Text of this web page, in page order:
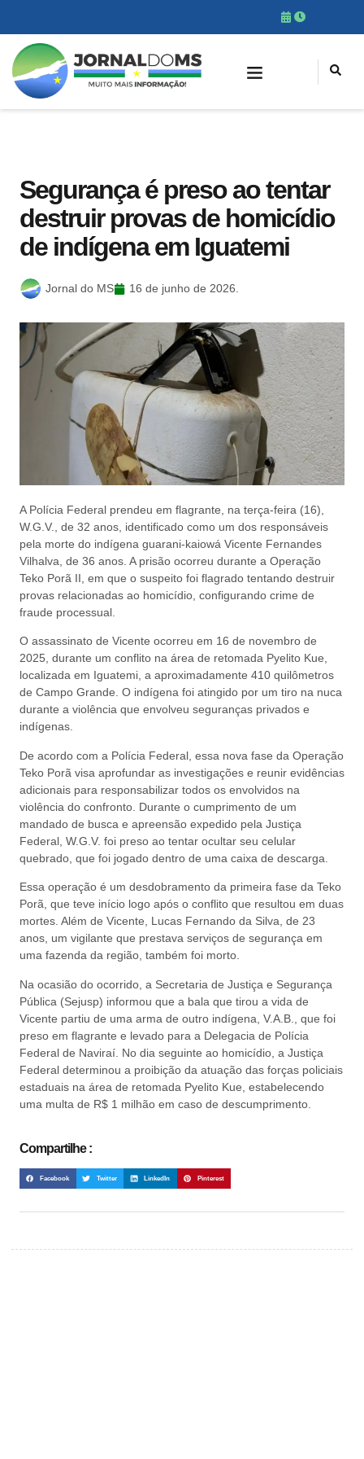
Segurança é preso ao tentar
destruir provas de homicídio
de indígena em Iguatemi
Jornal do MS 16 de junho de 2026.
A Polícia Federal prendeu em flagrante, na terça-feira (16),
W.G.V., de 32 anos, identificado como um dos responsáveis
pela morte do indígena guarani-kaiowá Vicente Fernandes
Vilhalva, de 36 anos. A prisão ocorreu durante a Operação
Teko Porã II, em que o suspeito foi flagrado tentando destruir
provas relacionadas ao homicídio, configurando crime de
fraude processual.
O assassinato de Vicente ocorreu em 16 de novembro de
2025, durante um conflito na área de retomada Pyelito Kue,
localizada em Iguatemi, a aproximadamente 410 quilômetros
de Campo Grande. O indígena foi atingido por um tiro na nuca
durante a violência que envolveu seguranças privados e
indígenas.
De acordo com a Polícia Federal, essa nova fase da Operação
Teko Porã visa aprofundar as investigações e reunir evidências
adicionais para responsabilizar todos os envolvidos na
violência do confronto. Durante o cumprimento de um
mandado de busca e apreensão expedido pela Justiça
Federal, W.G.V. foi preso ao tentar ocultar seu celular
quebrado, que foi jogado dentro de uma caixa de descarga.
Essa operação é um desdobramento da primeira fase da Teko
Porã, que teve início logo após o conflito que resultou em duas
mortes. Além de Vicente, Lucas Fernando da Silva, de 23
anos, um vigilante que prestava serviços de segurança em
uma fazenda da região, também foi morto.
Na ocasião do ocorrido, a Secretaria de Justiça e Segurança
Pública (Sejusp) informou que a bala que tirou a vida de
Vicente partiu de uma arma de outro indígena, V.A.B., que foi
preso em flagrante e levado para a Delegacia de Polícia
Federal de Naviraí. No dia seguinte ao homicídio, a Justiça
Federal determinou a proibição da atuação das forças policiais
estaduais na área de retomada Pyelito Kue, estabelecendo
uma multa de R$ 1 milhão em caso de descumprimento.
Compartilhe :
Facebook Twitter LinkedIn Pinterest